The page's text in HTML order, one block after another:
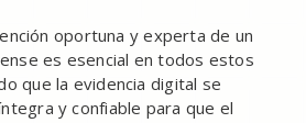
oportuna y experta de un
es esencial en todos estos
que la evidencia digital se
y confiable para que el